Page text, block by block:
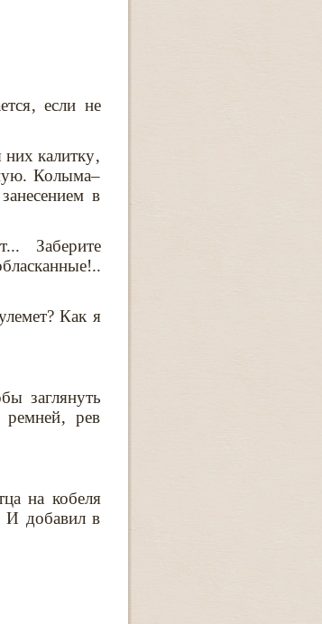
если не
калитку‚
Колыма–
в
Заберите
Как я
заглянуть
рев
на кобеля
И добавил в